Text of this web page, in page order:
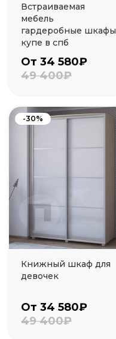
Встраиваемая
мебель
гардеробные шкафы
купе в спб
От 34 580₽
49 400₽
-30%
Книжный шкаф для
девочек
От 34 580₽
49 400₽